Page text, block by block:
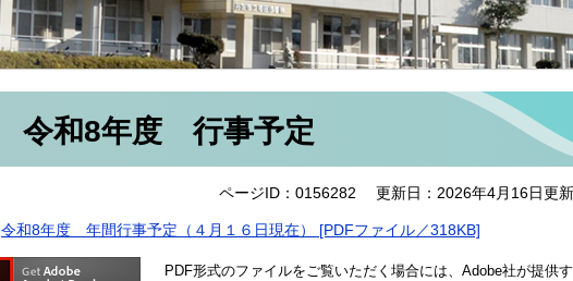
令和8年度 行事予定
ページID：0156282 更新日：2026年4月16日更新
令和8年度 年間行事予定（４月１６日現在） [PDFファイル／318KB]
PDF形式のファイルをご覧いただく場合には、Adobe社が提供